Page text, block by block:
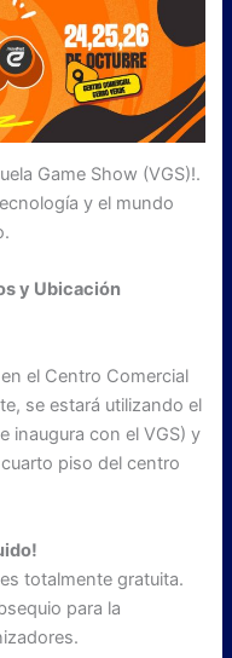
Game Show (VGS)!.
y el mundo
y Ubicación
el Centro Comercial
se estará utilizando el
inaugura con el VGS) y
piso del centro
totalmente gratuita.
para la